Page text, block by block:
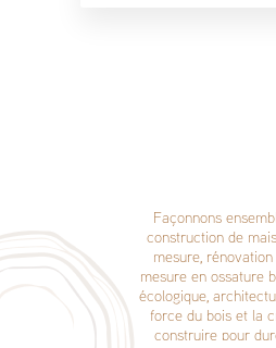
Façonnons
construction de
mesure,
mesure en ossature
écologique,
force du bois et la
construire pour